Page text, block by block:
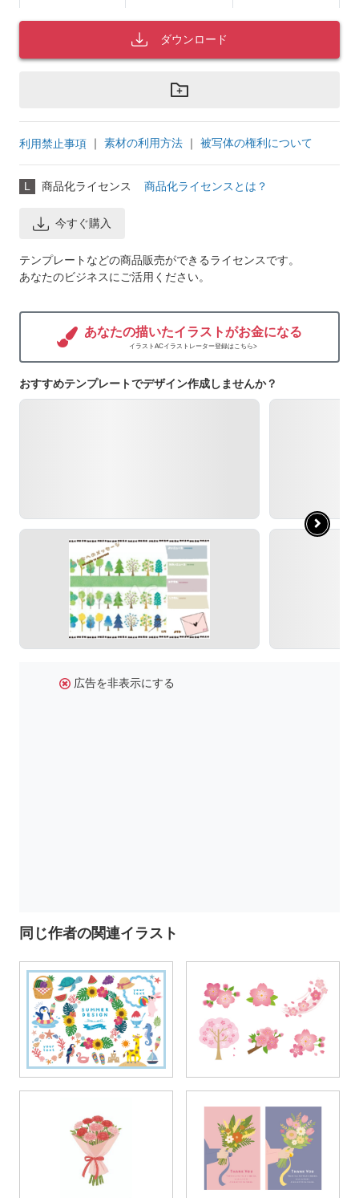
ダウンロード
利用禁止事項 ｜ 素材の利用方法 ｜ 被写体の権利について
L 商品化ライセンス 商品化ライセンスとは？
今すぐ購入
テンプレートなどの商品販売ができるライセンスです。
あなたのビジネスにご活用ください。
あなたの描いたイラストがお金になる
イラストACイラストレーター登録はこちら>
おすすめテンプレートでデザイン作成しませんか？
広告を非表示にする
同じ作者の関連イラスト